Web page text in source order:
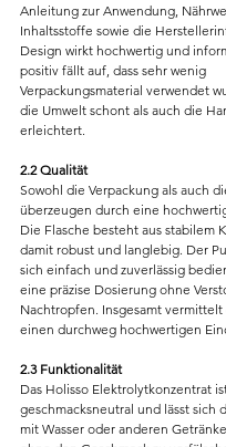
Anleitung zur Anwendung,
Inhaltsstoffe sowie die
Design wirkt hochwertig und
positiv fällt auf, dass sehr wenig
Verpackungsmaterial verwendet
die Umwelt schont als auch die
erleichtert.
2.2 Qualität
Sowohl die Verpackung als auch
überzeugen durch eine
Die Flasche besteht aus stabilem
damit robust und langlebig. Der
sich einfach und zuverlässig
eine präzise Dosierung ohne
Nachtropfen. Insgesamt vermittelt
einen durchweg hochwertigen
2.3 Funktionalität
Das Holisso Elektrolytkonzentrat
geschmacksneutral und lässt sich
mit Wasser oder anderen